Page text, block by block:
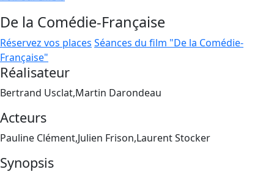
De la Comédie-Française
Réservez vos places Séances du film "De la Comédie-
Française"
Réalisateur
Bertrand Usclat,Martin Darondeau
Acteurs
Pauline Clément,Julien Frison,Laurent Stocker
Synopsis